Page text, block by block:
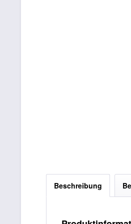
Beschreibung